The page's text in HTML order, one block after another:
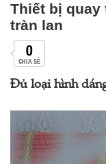
Thiết bị quay
tràn lan
0
CHIA SẺ
Đủ loại hình